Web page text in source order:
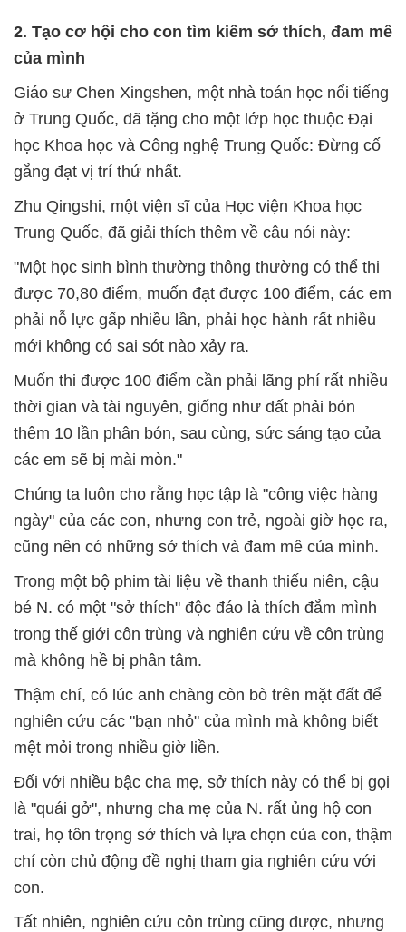
2. Tạo cơ hội cho con tìm kiếm sở thích, đam mê
của mình
Giáo sư Chen Xingshen, một nhà toán học nổi tiếng
ở Trung Quốc, đã tặng cho một lớp học thuộc Đại
học Khoa học và Công nghệ Trung Quốc: Đừng cố
gắng đạt vị trí thứ nhất.
Zhu Qingshi, một viện sĩ của Học viện Khoa học
Trung Quốc, đã giải thích thêm về câu nói này:
"Một học sinh bình thường thông thường có thể thi
được 70,80 điểm, muốn đạt được 100 điểm, các em
phải nỗ lực gấp nhiều lần, phải học hành rất nhiều
mới không có sai sót nào xảy ra.
Muốn thi được 100 điểm cần phải lãng phí rất nhiều
thời gian và tài nguyên, giống như đất phải bón
thêm 10 lần phân bón, sau cùng, sức sáng tạo của
các em sẽ bị mài mòn."
Chúng ta luôn cho rằng học tập là "công việc hàng
ngày" của các con, nhưng con trẻ, ngoài giờ học ra,
cũng nên có những sở thích và đam mê của mình.
Trong một bộ phim tài liệu về thanh thiếu niên, cậu
bé N. có một "sở thích" độc đáo là thích đắm mình
trong thế giới côn trùng và nghiên cứu về côn trùng
mà không hề bị phân tâm.
Thậm chí, có lúc anh chàng còn bò trên mặt đất để
nghiên cứu các "bạn nhỏ" của mình mà không biết
mệt mỏi trong nhiều giờ liền.
Đối với nhiều bậc cha mẹ, sở thích này có thể bị gọi
là "quái gở", nhưng cha mẹ của N. rất ủng hộ con
trai, họ tôn trọng sở thích và lựa chọn của con, thậm
chí còn chủ động đề nghị tham gia nghiên cứu với
con.
Tất nhiên, nghiên cứu côn trùng cũng được, nhưng